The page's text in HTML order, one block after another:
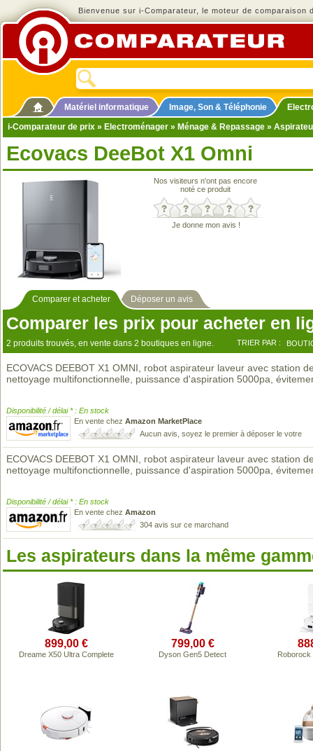
Bienvenue sur i-Comparateur, le moteur de comparaison
Matériel informatique Image, Son & Téléphonie
i-Comparateur de prix » Electroménager » Ménage & Repassage »
Ecovacs DeeBot X1 Omni
Nos visiteurs n'ont pas encore
noté ce produit
Je donne mon avis !
Comparer et acheter Déposer un avis
Comparer les prix pour acheter en
2 produits trouvés, en vente dans 2 boutiques en ligne. TRIER PAR :
ECOVACS DEEBOT X1 OMNI, robot aspirateur laveur avec station
nettoyage multifonctionnelle, puissance d'aspiration 5000pa,
Disponibilité / délai * : En stock
En vente chez Amazon MarketPlace
Aucun avis, soyez le premier à déposer le votre
ECOVACS DEEBOT X1 OMNI, robot aspirateur laveur avec station
nettoyage multifonctionnelle, puissance d'aspiration 5000pa,
Disponibilité / délai * : En stock
En vente chez Amazon
304 avis sur ce marchand
Les aspirateurs dans la même
899,00 €
Dreame X50 Ultra Complete
799,00 €
Dyson Gen5 Detect Roborock